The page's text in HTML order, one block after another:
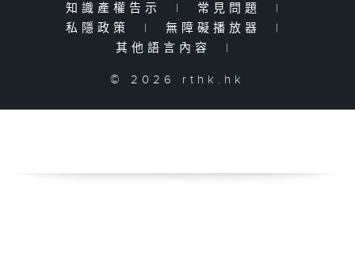
知識產權告示
| 常見問題
|
私隱政策
| 無障礙播放器
|
其他語言內容
|
© 2026 rthk.hk